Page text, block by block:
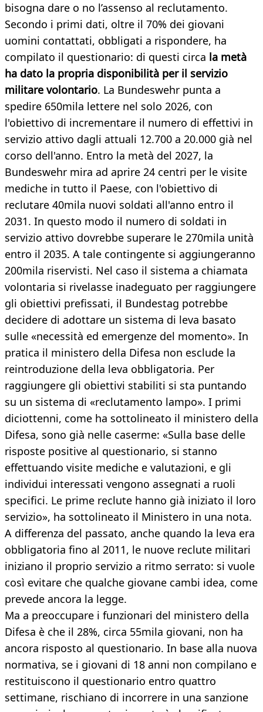
bisogna dare o no l’assenso al reclutamento.
Secondo i primi dati, oltre il 70% dei giovani
uomini contattati, obbligati a rispondere, ha
compilato il questionario: di questi circa la metà
ha dato la propria disponibilità per il servizio
militare volontario. La Bundeswehr punta a
spedire 650mila lettere nel solo 2026, con
l'obiettivo di incrementare il numero di effettivi in ​​
servizio attivo dagli attuali 12.700 a 20.000 già nel
corso dell'anno. Entro la metà del 2027, la
Bundeswehr mira ad aprire 24 centri per le visite
mediche in tutto il Paese, con l'obiettivo di
reclutare 40mila nuovi soldati all'anno entro il
2031. In questo modo il numero di soldati in
servizio attivo dovrebbe superare le 270mila unità
entro il 2035. A tale contingente si aggiungeranno
200mila riservisti. Nel caso il sistema a chiamata
volontaria si rivelasse inadeguato per raggiungere
gli obiettivi prefissati, il Bundestag potrebbe
decidere di adottare un sistema di leva basato
sulle «necessità ed emergenze del momento». In
pratica il ministero della Difesa non esclude la
reintroduzione della leva obbligatoria. Per
raggiungere gli obiettivi stabiliti si sta puntando
su un sistema di «reclutamento lampo». I primi
diciottenni, come ha sottolineato il ministero della
Difesa, sono già nelle caserme: «Sulla base delle
risposte positive al questionario, si stanno
effettuando visite mediche e valutazioni, e gli
individui interessati vengono assegnati a ruoli
specifici. Le prime reclute hanno già iniziato il loro
servizio», ha sottolineato il Ministero in una nota.
A differenza del passato, anche quando la leva era
obbligatoria fino al 2011, le nuove reclute militari
iniziano il proprio servizio a ritmo serrato: si vuole
così evitare che qualche giovane cambi idea, come
prevede ancora la legge.
Ma a preoccupare i funzionari del ministero della
Difesa è che il 28%, circa 55mila giovani, non ha
ancora risposto al questionario. In base alla nuova
normativa, se i giovani di 18 anni non compilano e
restituiscono il questionario entro quattro
settimane, rischiano di incorrere in una sanzione